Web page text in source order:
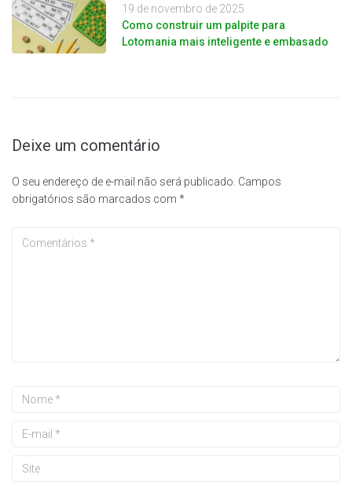
19 de novembro de 2025
Como construir um palpite para
Lotomania mais inteligente e embasado
Deixe um comentário
O seu endereço de e-mail não será publicado. Campos
obrigatórios são marcados com *